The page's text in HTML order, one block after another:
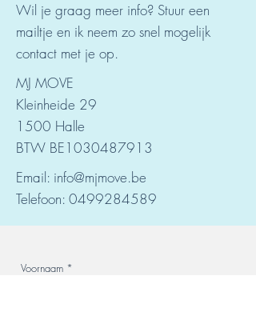
Wil je graag meer info? Stuur een
mailtje en ik neem zo snel mogelijk
contact met je op.
MJ MOVE
Kleinheide 29
1500 Halle
BTW BE1030487913
Email: info@mjmove.be
Telefoon: 0499284589
Voornaam *